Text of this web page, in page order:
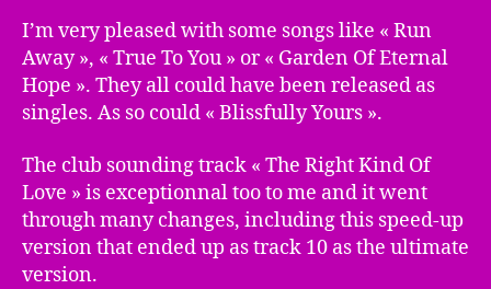
I’m very pleased with some songs like « Run
Away », « True To You » or « Garden Of Eternal
Hope ». They all could have been released as
singles. As so could « Blissfully Yours ».
The club sounding track « The Right Kind Of
Love » is exceptionnal too to me and it went
through many changes, including this speed-up
version that ended up as track 10 as the ultimate
version.